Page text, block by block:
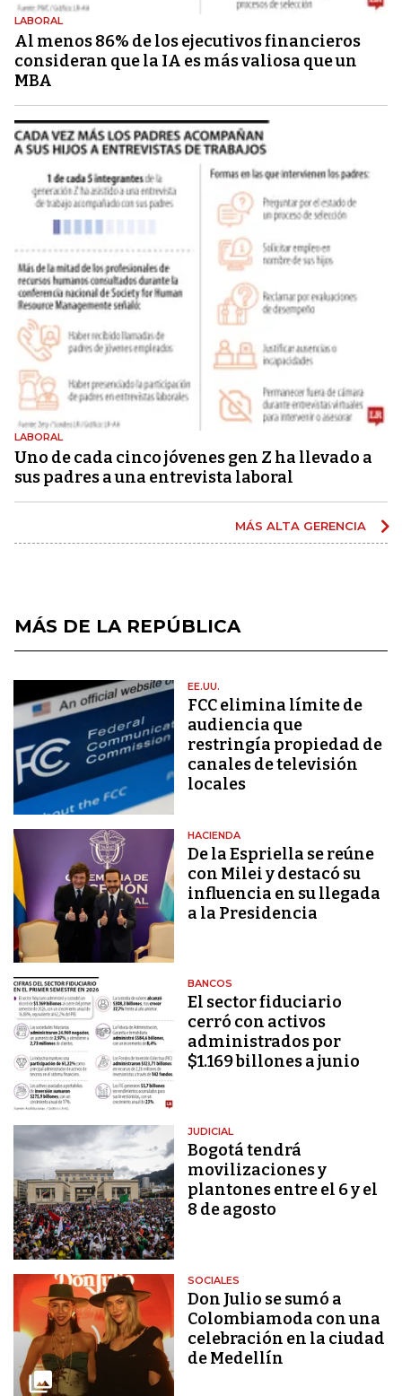
LABORAL
Al menos 86% de los ejecutivos financieros
consideran que la IA es más valiosa que un
MBA
LABORAL
Uno de cada cinco jóvenes gen Z ha llevado a
sus padres a una entrevista laboral
MÁS ALTA GERENCIA
MÁS DE LA REPÚBLICA
EE.UU.
FCC elimina límite de
audiencia que
restringía propiedad de
canales de televisión
locales
HACIENDA
De la Espriella se reúne
con Milei y destacó su
influencia en su llegada
a la Presidencia
BANCOS
El sector fiduciario
cerró con activos
administrados por
$1.169 billones a junio
JUDICIAL
Bogotá tendrá
movilizaciones y
plantones entre el 6 y el
8 de agosto
SOCIALES
Don Julio se sumó a
Colombiamoda con una
celebración en la ciudad
de Medellín